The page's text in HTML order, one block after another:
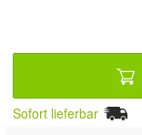
Sofort lieferbar